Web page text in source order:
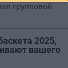
групповой
2025,
вашего